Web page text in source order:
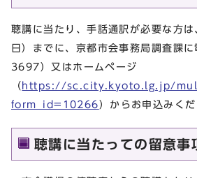
聴講に当たり、手話通訳が必要な方
日）までに、京都市会事務局調査課
3697）又はホームページ
（ https://sc.city.kyoto.lg.jp/
form_id=10266 ）からお申込みくだ
聴講に当たっての留意事